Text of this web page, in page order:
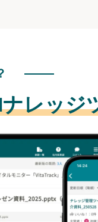
レッジ